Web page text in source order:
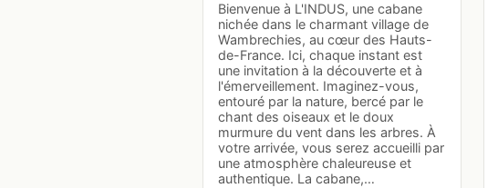
Bienvenue à L'INDUS, une cabane
nichée dans le charmant village de
Wambrechies, au cœur des Hauts-
de-France. Ici, chaque instant est
une invitation à la découverte et à
l'émerveillement. Imaginez-vous,
entouré par la nature, bercé par le
chant des oiseaux et le doux
murmure du vent dans les arbres. À
votre arrivée, vous serez accueilli par
une atmosphère chaleureuse et
authentique. La cabane,…